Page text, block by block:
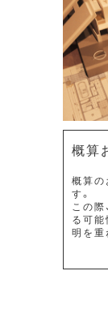
概算
概算の
す。
この
る可
明を重